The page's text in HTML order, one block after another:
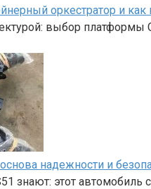
оркестратор и
выбор
надежности и
знают: этот